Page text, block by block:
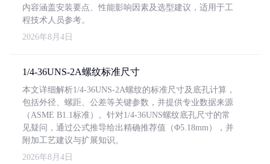
内容涵盖安装要点、性能影响因素及选型建议，适用于工
程技术人员参考。
2026年8月4日
1/4-36UNS-2A螺纹标准尺寸
本文详细解析1/4-36UNS-2A螺纹的标准尺寸及底孔计算，
包括外径、螺距、公差等关键参数，并提供专业数据来源
（ASME B1.1标准）。针对1/4-36UNS螺纹底孔尺寸的常
见疑问，通过公式推导给出精确推荐值（Φ5.18mm），并
附加工艺建议与扩展知识。
2026年8月4日